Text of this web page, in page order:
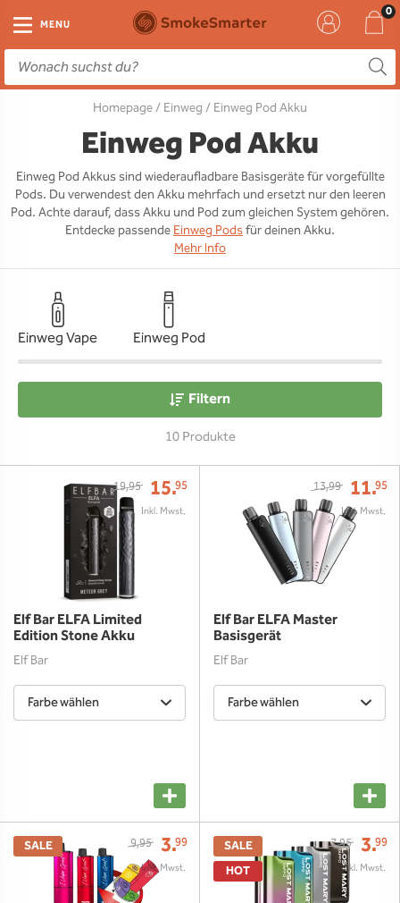
MENU E-Zigarette
E-Zigaretten Starter-Sets
Pod Systeme
Clearomizer
Einweg
Einweg Vape
Einweg Pod Akku
Liquids
E-Liquid
Base
Zubehör
Clearomizer
Driptips
Ladegeräte
Ersatzgläser
Sonstiges
DIY
Aromen
Wick & Coils
Homepage/Einweg/ Einweg Pod Akku
Einweg Pod Akku
Einweg Pod Akkus sind wiederaufladbare Basisgeräte für vorgefüllte
Pods. Du verwendest den Akku mehrfach und ersetzt nur den leeren
Pod. Achte darauf, dass Akku und Pod zum gleichen System gehören.
Entdecke passendeEinweg Podsfür deinen Akku.
Mehr Info
Einweg Vape Einweg Pod
Filtern
10 Produkte
19,95 15.95
Elf Bar ELFA Limited
Edition Stone Akku
Elf Bar
Farbe wählen
13,99 11.95
Elf Bar ELFA Master
Basisgerät
Elf Bar
Farbe wählen
9,95 3.99
SALE 7,95 3.99
SALE
HOT